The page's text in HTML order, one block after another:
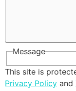
Message
This site is
Privacy Policy and